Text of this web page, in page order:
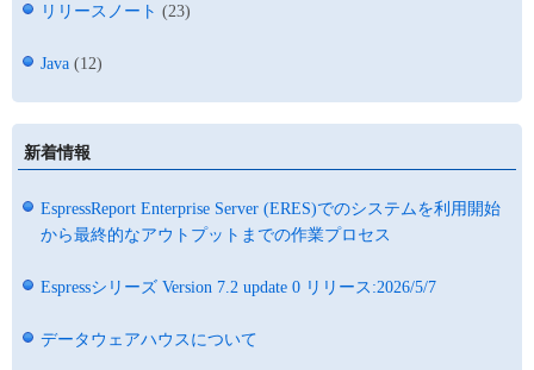
リリースノート (23)
Java (12)
新着情報
EspressReport Enterprise Server (ERES)でのシステムを利用開始
から最終的なアウトプットまでの作業プロセス
Espressシリーズ Version 7.2 update 0 リリース:2026/5/7
データウェアハウスについて